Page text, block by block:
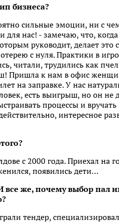
бизнеса?
сильные эмоции, ни с
для нас! - замечаю, что,
руководит, делает
с нуля. Практики в
читали, трудились как
Пришла к нам в офис
на заправке. У нас
есть выигрыш, но он не
процессы и
интересное
с 2000 года. Приехал на
появились дети…
все же, почему выбор пал
тендер,